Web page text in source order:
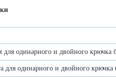
одинарного и двойного крючка
для одинарного и двойного крючка